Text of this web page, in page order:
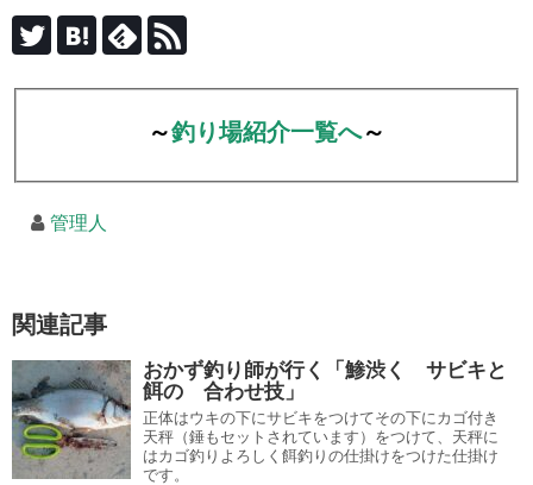
～釣り場紹介一覧へ～
管理人
関連記事
おかず釣り師が行く「鯵渋く サビキと
餌の 合わせ技」
正体はウキの下にサビキをつけてその下にカゴ付き
天秤（錘もセットされています）をつけて、天秤に
はカゴ釣りよろしく餌釣りの仕掛けをつけた仕掛け
です。